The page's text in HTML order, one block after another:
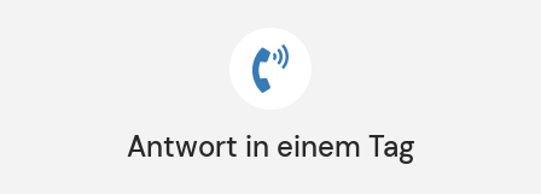
Antwort in einem Tag